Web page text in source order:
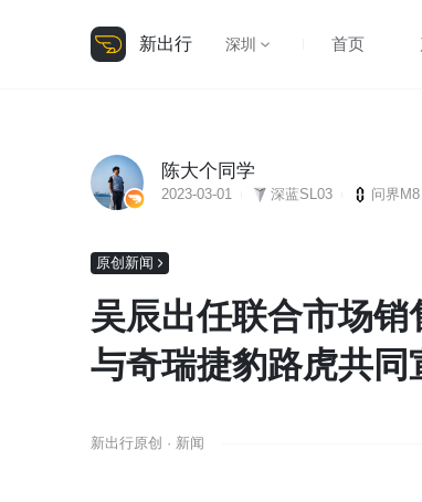
新出行 深圳 首页
陈大个同学
2023-03-01 深蓝SL03 问界M8
原创新闻
吴辰出任联合市场
与奇瑞捷豹路虎共
新出行原创 · 新闻